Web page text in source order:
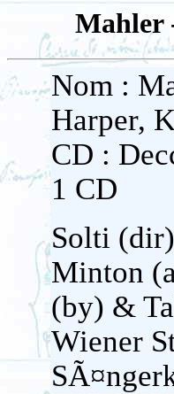
Mahler
Nom :
Harper,
CD :
1 CD
Solti
Minton
(by) &
Wiener